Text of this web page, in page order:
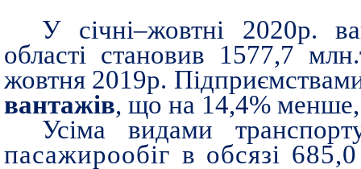
У січні–жовтні 2020р.
області становив 1577,7
жовтня 2019р.
вантажів, що на 14,4% менше,
Усіма видами
пасажирообіг в обсязі